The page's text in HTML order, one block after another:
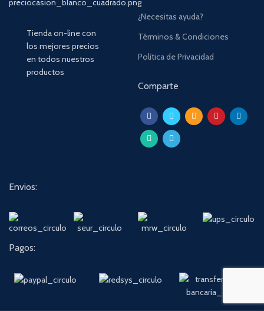
Tienda on-line con
los mejores precios
en todos nuestros
productos
¿Necesitas ayuda?
Términos & Condiciones
Política de Privacidad
Comparte
Envios:
Pagos: